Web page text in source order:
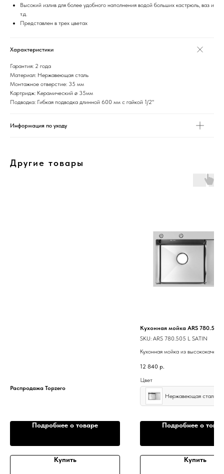
Высокий излив для более удобного наполнения водой больших кастрюль, ваз и
т.д.
Представлен в трех цветах
Характеристики
Гарантия: 2 года
Материал: Нержавеющая сталь
Монтажное отверстие: 35 мм
Картридж: Керамический ø 35мм
Подводка: Гибкая подводка длинной 600 мм с гайкой 1/2"
Информация по уходу
Другие товары
Распродажа Topzero
Подробнее о товаре
Купить
Кухонная мойка ARS 780.505
SKU: ARS 780.505 L SATIN
Кухонная мойка из
12 840 р.
Цвет
Нержавеющая сталь
Подробнее о
Купить